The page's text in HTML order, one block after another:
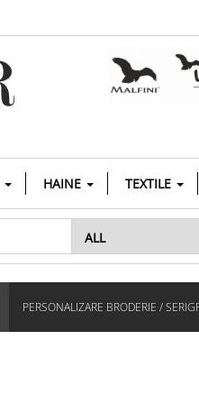
HAINE TEXTILE
PERSONALIZARE BRODERIE /